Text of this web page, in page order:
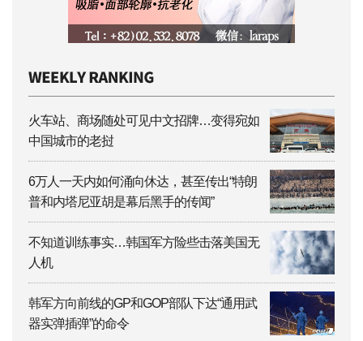
火车站、商场随处可见中文招牌…变得宛如
中国城市的老挝
6万人一天内如何涌向休达，甚至传出“特朗
普和内塔尼亚胡是幕后黑手的传闻”
不知道训练事实…韩国军方险些击落美国无
人机
韩军方向前线的GP和GOP部队下达“通用武
器实弹插弹”的命令